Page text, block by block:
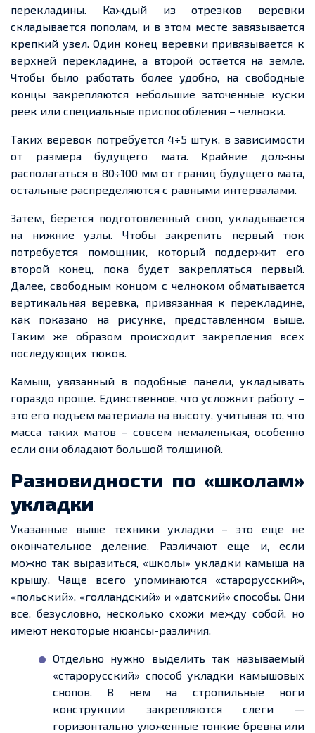
перекладины. Каждый из отрезков веревки
складывается пополам, и в этом месте завязывается
крепкий узел. Один конец веревкипривязывается к
верхней перекладине, а второй остаетсяна земле.
Чтобы было работать более удобно, на свободные
концы закрепляются небольшие заточенные куски
реек или специальные приспособления – челноки.
Таких веревок потребуется 4÷5 штук, в зависимости
от размера будущего мата. Крайние должны
располагаться в 80÷100 мм от границ будущего мата,
остальные распределяются с равными интервалами.
Затем, беретсяподготовленный сноп, укладывается
на нижние узлы. Чтобы закрепить первый тюк
потребуется помощник, который поддержит его
второй конец, пока будет закрепляться первый.
Далее, свободным концом с челноком обматывается
вертикальная веревка, привязанная к перекладине,
как показано на рисунке, представленном выше.
Таким же образом происходит закрепления всех
последующих тюков.
Камыш, увязанный в подобные панели, укладывать
гораздо проще. Единственное, что усложнит работу –
это его подъем материала на высоту, учитывая то, что
масса таких матов – совсем немаленькая, особенно
если они обладают большой толщиной.
Разновидности по «школам»
укладки
Указанные выше техники укладки – это еще не
окончательное деление. Различаютеще и, если
можно так выразиться, «школы» укладки камыша на
крышу. Чаще всего упоминаются «старорусский»,
«польский», «голландский» и «датский» способы. Они
все, безусловно, несколько схожи между собой, но
имеют некоторые нюансы-различия.
Отдельно нужно выделить так называемый
«старорусский» способ укладки камышовых
снопов. В немна стропильные ноги
конструкции закрепляются слеги —
горизонтально уложенные тонкие бревна или